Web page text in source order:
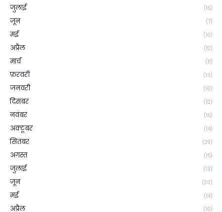
जुलाई (15)
जून (7)
मई (10)
अप्रैल (12)
मार्च (11)
फ़रवरी (13)
जनवरी (10)
दिसंबर (12)
नवंबर (15)
अक्टूबर (14)
सितंबर (29)
अगस्त (15)
जुलाई (13)
जून (20)
मई (14)
अप्रैल (10)